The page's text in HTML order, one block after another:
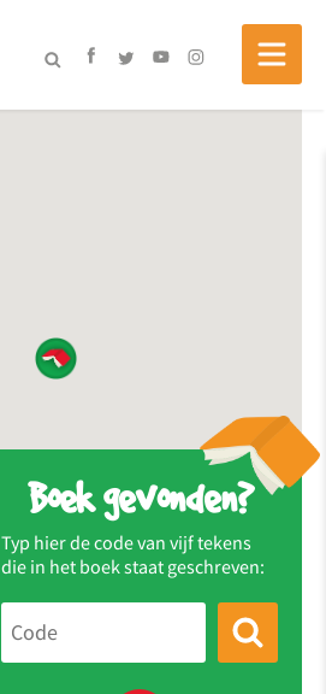
Boek gevonden?
Typ hier de code van vijf tekens
die in het boek staat geschreven: